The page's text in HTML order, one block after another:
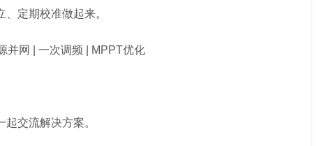
定期校准做起来。
并网 | 一次调频 | MPPT优化
交流解决方案。